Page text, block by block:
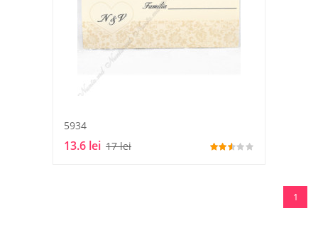
5934
13.6 lei 17 lei
1